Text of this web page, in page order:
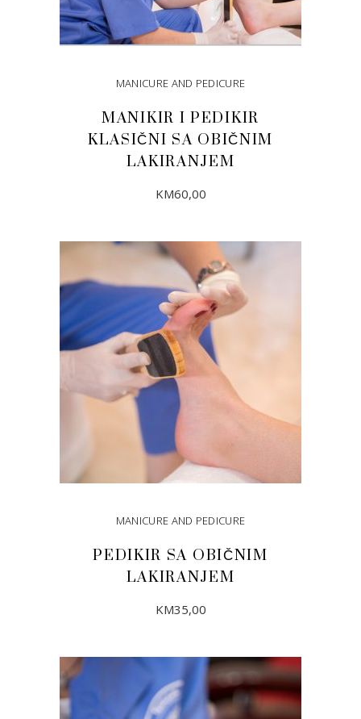
MANICURE AND PEDICURE
MANIKIR I PEDIKIR
KLASIČNI SA OBIČNIM
LAKIRANJEM
KM60,00
DODAJ U KORPU
MANICURE AND PEDICURE
PEDIKIR SA OBIČNIM
LAKIRANJEM
KM35,00
DODAJ U KORPU